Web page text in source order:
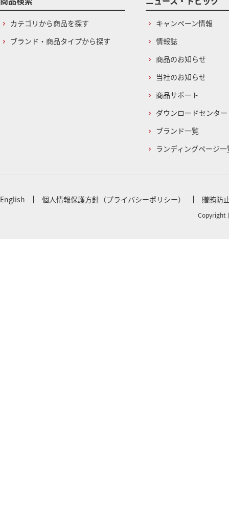
カテゴリから商品を探す
ブランド・商品タイプから探す
キャンペーン情報
情報誌
商品のお知らせ
当社のお知らせ
商品サポート
ダウンロードセンター
ブランド一覧
ランディングページ一
English 個人情報保護方針（プライバシーポリシー） 贈賄防
Copyright